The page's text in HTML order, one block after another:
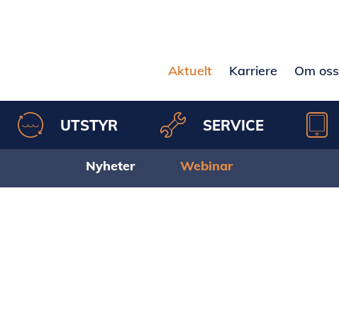
Aktuelt
Karriere Om oss
UTSTYR SERVICE
Nyheter Webinar